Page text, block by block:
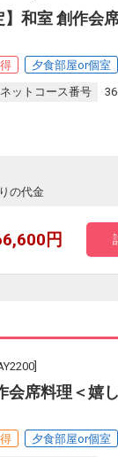
和室 創作会
夕食部屋or個室
ットコース番号
の代金
円
会席料理＜嬉
夕食部屋or個室